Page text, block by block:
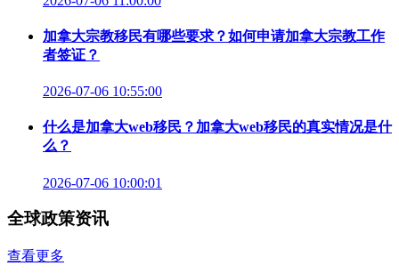
加拿大宗教移民有哪些要求？如何申请加拿大宗教工作
者签证？
2026-07-06 10:55:00
什么是加拿大web移民？加拿大web移民的真实情况是什
么？
2026-07-06 10:00:01
全球政策资讯
查看更多